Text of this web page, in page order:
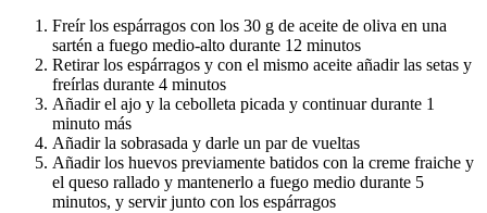
Freír los espárragos con los 30 g de aceite de oliva en una
sartén a fuego medio-alto durante 12 minutos
Retirar los espárragos y con el mismo aceite añadir las setas y
freírlas durante 4 minutos
Añadir el ajo y la cebolleta picada y continuar durante 1
minuto más
Añadir la sobrasada y darle un par de vueltas
Añadir los huevos previamente batidos con la creme fraiche y
el queso rallado y mantenerlo a fuego medio durante 5
minutos, y servir junto con los espárragos